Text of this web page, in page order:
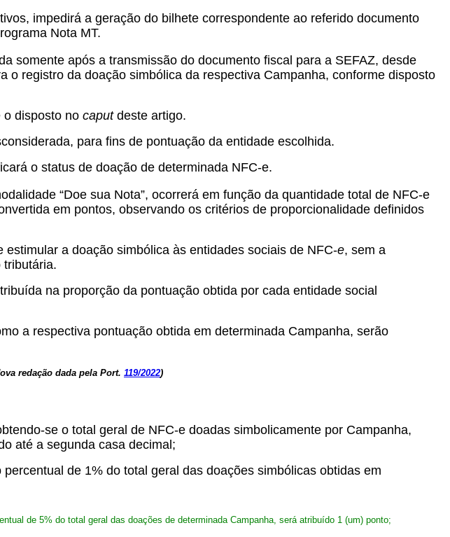
impedirá a geração do bilhete correspondente ao referido documento
Nota MT.
somente após a transmissão do documento fiscal para a SEFAZ, desde
registro da doação simbólica da respectiva Campanha, conforme disposto
o disposto no caputdeste artigo.
para fins de pontuação da entidade escolhida.
o status de doação de determinada NFC-e.
“Doe sua Nota”, ocorrerá em função da quantidade total de NFC-e
em pontos, observando os critérios de proporcionalidade definidos
a doação simbólica às entidades sociais de NFC-e, sem a
tributária.
na proporção da pontuação obtida por cada entidade social
a respectiva pontuação obtida em determinada Campanha, serão
redação dada pela Port. 119/2022)
se o total geral de NFC-e doadas simbolicamente por Campanha,
até a segunda casa decimal;
de 1% do total geral das doações simbólicas obtidas em
de 5% do total geral das doações de determinada Campanha, será atribuído 1 (um) ponto;